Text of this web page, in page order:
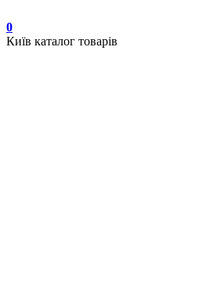
0
Київ каталог товарів